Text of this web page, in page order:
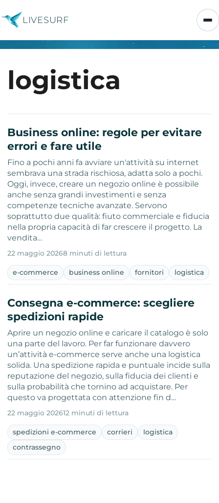
LIVESURF
logistica
Business online: regole per evitare
errori e fare utile
Fino a pochi anni fa avviare un'attività su internet
sembrava una strada rischiosa, adatta solo a pochi.
Oggi, invece, creare un negozio online è possibile
anche senza grandi investimenti e senza
competenze tecniche avanzate. Servono
soprattutto due qualità: fiuto commerciale e fiducia
nella propria capacità di far crescere il progetto. La
vendita…
22 maggio 20268 minuti di lettura
e-commerce business online fornitori logistica
Consegna e-commerce: scegliere
spedizioni rapide
Aprire un negozio online e caricare il catalogo è solo
una parte del lavoro. Per far funzionare davvero
un’attività e-commerce serve anche una logistica
solida. Una spedizione rapida e puntuale incide sulla
reputazione del negozio, sulla fiducia dei clienti e
sulla probabilità che tornino ad acquistare. Per
questo va progettata con attenzione fin d…
22 maggio 202612 minuti di lettura
spedizioni e-commerce corrieri
logistica
contrassegno